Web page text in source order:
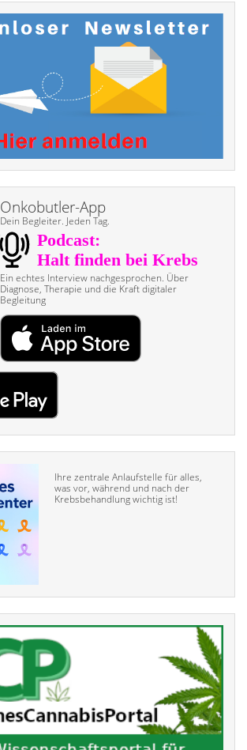
Onkobutler-App
Dein Begleiter. Jeden Tag.
Ein echtes Interview nach­gesprochen. Über
Diagnose, Therapie und die Kraft digitaler
Begleitung
Ihre zentrale Anlaufstelle für alles,
was vor, während und nach der
Krebsbehandlung wichtig ist!